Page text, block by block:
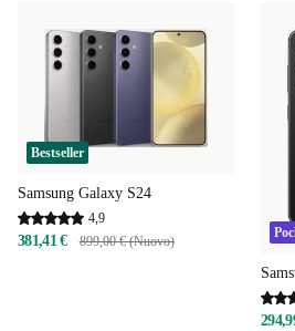
Bestseller
Samsung Galaxy S24
4,9
381,41 € 899,00 € (Nuovo)